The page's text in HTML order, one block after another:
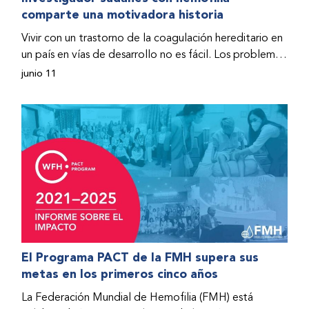
hospitalizado y terminó con daños graves en ambas
donado a través del Programa de Ayuda Humanitaria
de la Federación Mundial de Hemofilia (FMH) cuando
Fendi encontró la esperanza de una vida mejor.
comparte una motivadora historia
Vivir con un trastorno de la coagulación hereditario en
un país en vías de desarrollo no es fácil. Los problemas
se multiplican drásticamente cuando el país también
Hashim, hombre sudanés con hemofilia B, la vida no
representaba más que retos cotidianos hasta que la
asistencia proporcionada por la Federación Mundial
de Hemofilia (FMH) y su Programa de Ayuda
Humanitaria salvo su vida.
junio 11
El Programa PACT de la FMH supera sus
metas en los primeros cinco años
La Federación Mundial de Hemofilia (FMH) está